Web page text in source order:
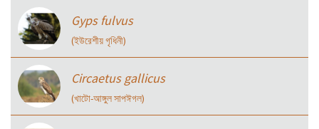
Gyps fulvus
(ইউরেশীয় গৃধিনী)
Circaetus gallicus
(খাটো-আঙ্গুল সাপঈগল)